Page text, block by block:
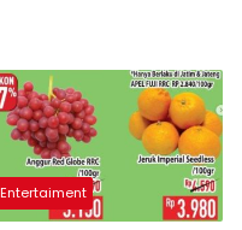
Entertaiment